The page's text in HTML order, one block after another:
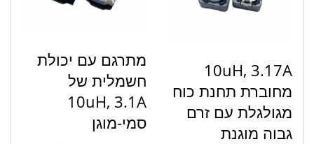
10uH, 3.17A
מחוברת תחנת כוח
מגולגלת עם זרם
גבוה מוגנת
מתרגם עם יכולת
חשמלית של
10uH, 3.1A
סמי-מוגן